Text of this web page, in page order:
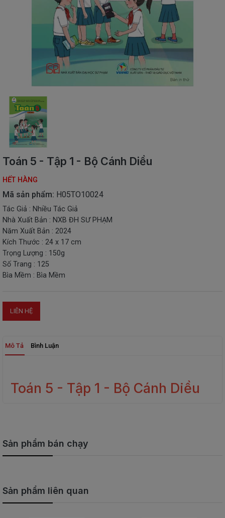
SÁCH
NGOẠI
NGỮ
VPP
-
ĐỒ
DÙNG
SINH
QUÀ
TẶNG
ĐỒ
CHƠI
THIẾT
BỊ
STEM
Toán 5 - Tập 1 - Bộ Cánh Diều
HẾT HÀNG
Mã sản phẩm: H05TO10024
Tác Giả : Nhiều Tác Giả
Nhà Xuất Bản : NXB ĐH SƯ PHẠM
Năm Xuất Bản : 2024
Kích Thước : 24 x 17 cm
Trọng Lượng : 150g
Số Trang : 125
Bìa Mềm : Bìa Mềm
LIÊN HỆ
Mô Tả Bình Luận
Toán 5 - Tập 1 - Bộ Cánh Diều
Sản phẩm bán chạy
Sản phẩm liên quan